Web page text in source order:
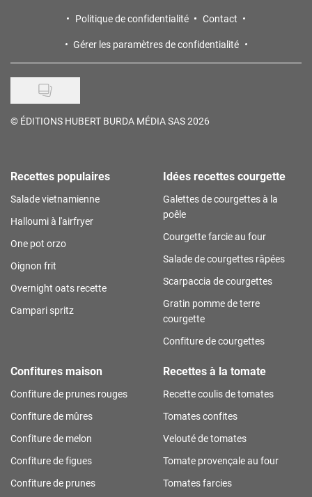
Politique de confidentialité
Contact
Gérer les paramètres de confidentialité
© ÉDITIONS HUBERT BURDA MÉDIA SAS 2026
Recettes populaires
Salade vietnamienne
Halloumi à l'airfryer
One pot orzo
Oignon frit
Overnight oats recette
Campari spritz
Idées recettes courgette
Galettes de courgettes à la
poêle
Courgette farcie au four
Salade de courgettes râpées
Scarpaccia de courgettes
Gratin pomme de terre
courgette
Confiture de courgettes
Confitures maison
Confiture de prunes rouges
Confiture de mûres
Confiture de melon
Confiture de figues
Confiture de prunes
Recettes à la tomate
Recette coulis de tomates
Tomates confites
Velouté de tomates
Tomate provençale au four
Tomates farcies